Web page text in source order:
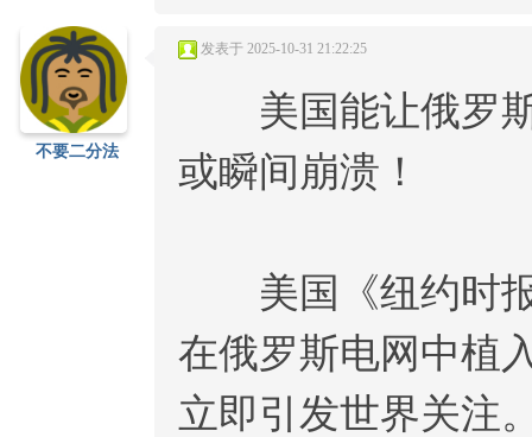
不要二分法
发表于 2025-10-31 21:22:25
美国能让俄罗斯
或瞬间崩溃！
美国《纽约时报
在俄罗斯电网中植
立即引发世界关注